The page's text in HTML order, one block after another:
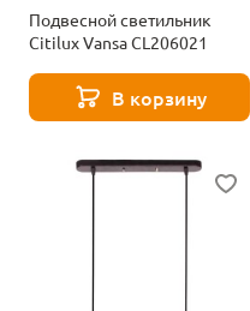
Подвесной светильник
Citilux Vansa CL206021
В корзину